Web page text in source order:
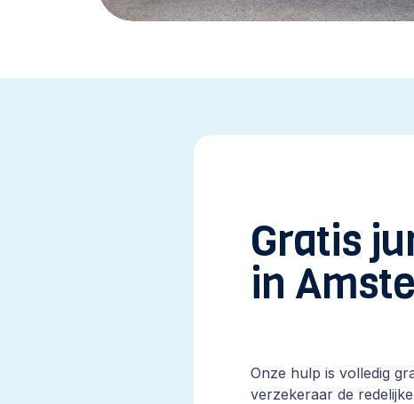
Gratis
in
Onze hulp is volledig
verzekeraar de